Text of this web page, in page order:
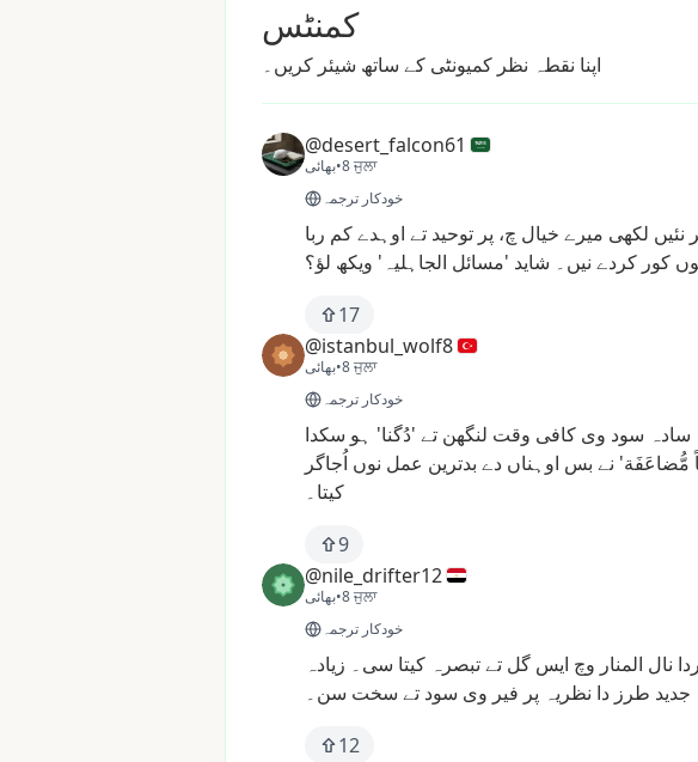
کمنٹس
اپنا نقطہ نظر کمیونٹی کے ساتھ شیئر کریں۔
@desert_falcon61
بھائی•8 ਜੁਲਾ
خودکار ترجمہ
نئیں لکھی میرے خیال چ، پر توحید تے اوہدےکم ربا
کور کردے نیں۔ شاید 'مسائل الجاہلیہ' ویکھ لؤ؟
17
@istanbul_wolf8
بھائی•8 ਜੁਲਾ
خودکار ترجمہ
سادہ سود وی کافی وقت لنگھن تے 'دُگنا' ہو سکدا
مُّضاعَفَة' نے بس اوہناں دے بدترین عمل نوں اُجاگر
کیتا۔
9
@nile_drifter12
بھائی•8 ਜੁਲਾ
خودکار ترجمہ
ردا نال المنار وچ ایس گل تےتبصرہ کیتا سی۔ زیادہ
جدید طرز دا نظریہ پر فیر وی سود تے سخت سن۔
12